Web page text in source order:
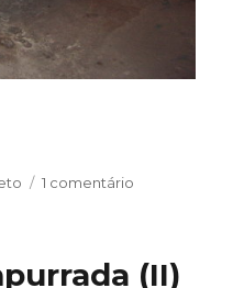
1 comentário
da
(II)